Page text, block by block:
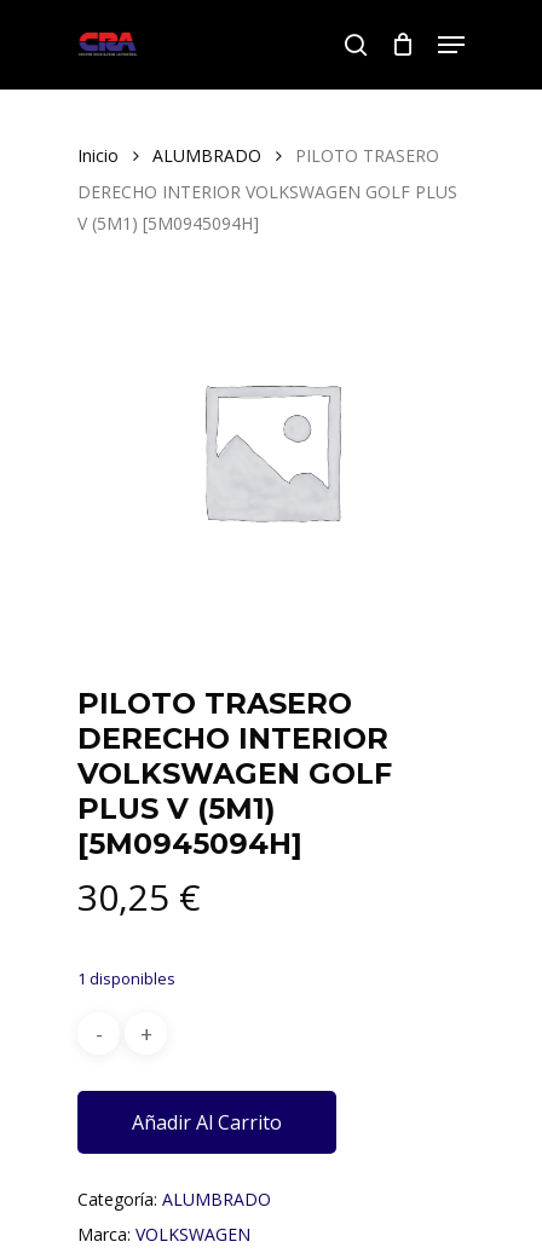
search
Menu
Inicio ALUMBRADO
PILOTO TRASERO
DERECHO INTERIOR VOLKSWAGEN GOLF PLUS
V (5M1) [5M0945094H]
PILOTO TRASERO
DERECHO INTERIOR
VOLKSWAGEN GOLF
PLUS V (5M1)
[5M0945094H]
30,25 €
1 disponibles
Añadir Al Carrito
Categoría: ALUMBRADO
Marca: VOLKSWAGEN